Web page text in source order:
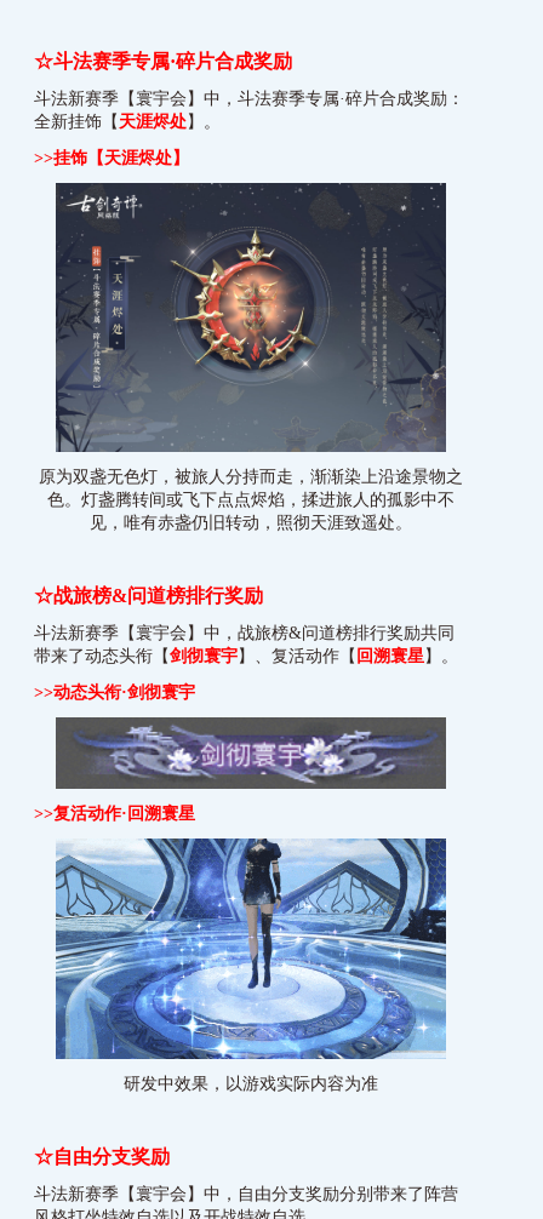
☆斗法赛季专属·碎片合成奖励
斗法新赛季【寰宇会】中，斗法赛季专属·碎片合成奖励：
全新挂饰【天涯烬处】。
>>挂饰【天涯烬处】
原为双盏无色灯，被旅人分持而走，渐渐染上沿途景物之
色。灯盏腾转间或飞下点点烬焰，揉进旅人的孤影中不
见，唯有赤盏仍旧转动，照彻天涯致遥处。
☆战旅榜&问道榜排行奖励
斗法新赛季【寰宇会】中，战旅榜&问道榜排行奖励共同
带来了动态头衔【剑彻寰宇】、复活动作【 回溯寰星】。
>>动态头衔·剑彻寰宇
>>复活动作·回溯寰星
研发中效果，以游戏实际内容为准
☆自由分支奖励
斗法新赛季【寰宇会】中，自由分支奖励分别带来了阵营